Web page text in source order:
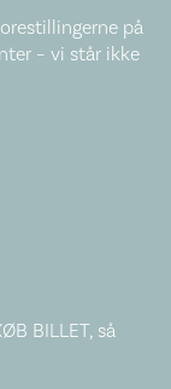
på
– vi står ikke
BILLET, så